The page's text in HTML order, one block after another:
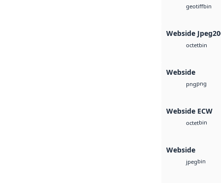
geotiffbin
Webside
octetbin
Webside
pngpng
Webside ECW
octetbin
Webside
jpegbin